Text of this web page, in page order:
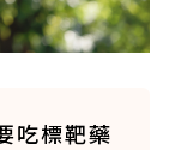
吃標靶藥